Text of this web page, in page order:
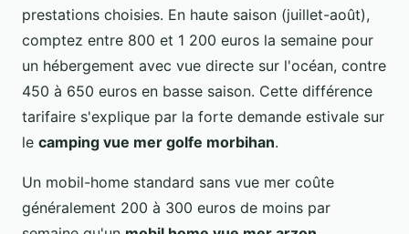
prestations choisies. En haute saison (juillet-août),
comptez entre 800 et 1 200 euros la semaine pour
un hébergement avec vue directe sur l'océan, contre
450 à 650 euros en basse saison. Cette différence
tarifaire s'explique par la forte demande estivale sur
le camping vue mer golfe morbihan.
Un mobil-home standard sans vue mer coûte
généralement 200 à 300 euros de moins par